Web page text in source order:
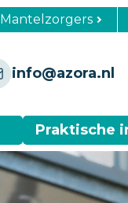
Mantelzorgers
info@azora.nl
Praktische